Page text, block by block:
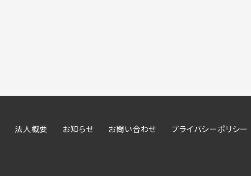
法人概要 お知らせ お問い合わせ プライバシーポリシー